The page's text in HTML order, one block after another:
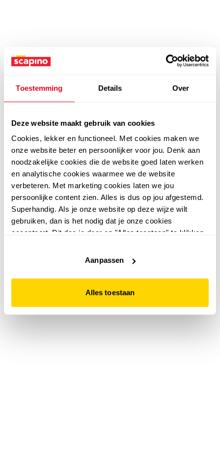
Toestemming Details Over
Deze website maakt gebruik van cookies
Cookies, lekker en functioneel. Met cookies maken we
onze website beter en persoonlijker voor jou. Denk aan
noodzakelijke cookies die de website goed laten werken
en analytische cookies waarmee we de website
verbeteren. Met marketing cookies laten we jou
persoonlijke content zien. Alles is dus op jou afgestemd.
Superhandig. Als je onze website op deze wijze wilt
gebruiken, dan is het nodig dat je onze cookies
accepteert. Dit doe je door op "Alles toestaan" te klikken.
website niet optimaal functioneert.
Aanpassen
Alles toestaan